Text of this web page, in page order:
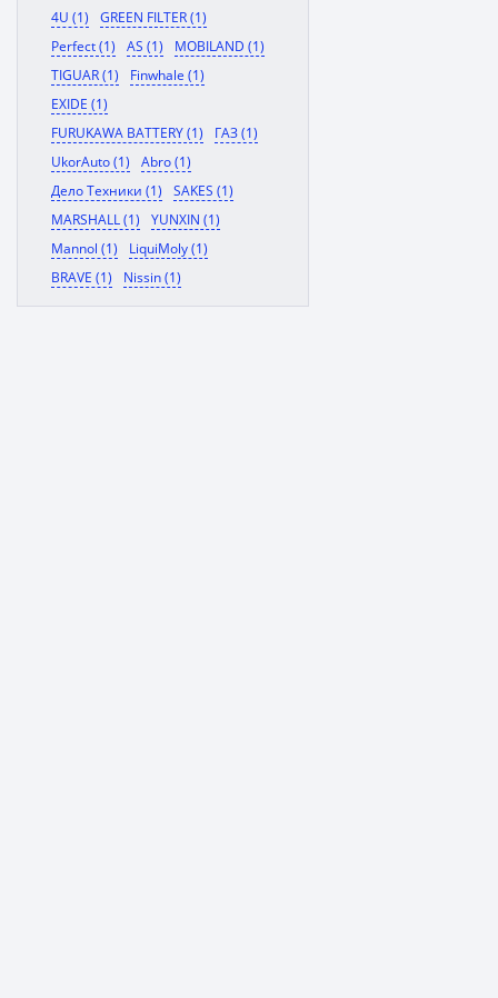
4U (1)
GREEN FILTER (1)
Perfect (1)
AS (1)
MOBILAND (1)
TIGUAR (1)
Finwhale (1)
EXIDE (1)
FURUKAWA BATTERY (1)
ГАЗ (1)
UkorAuto (1)
Abro (1)
Дело Техники (1)
SAKES (1)
MARSHALL (1)
YUNXIN (1)
Mannol (1)
LiquiMoly (1)
BRAVE (1)
Nissin (1)